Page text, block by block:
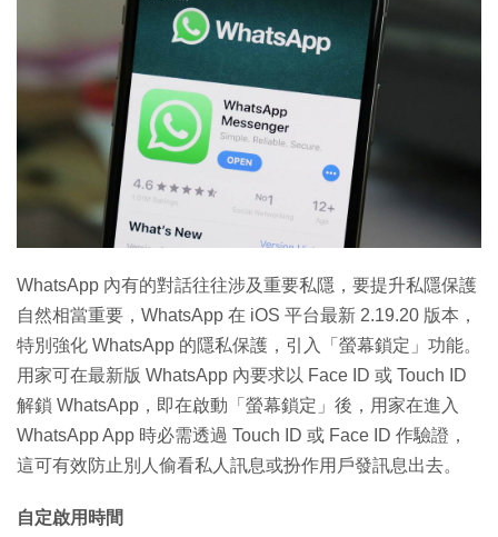
Enterprise Digital Transformation
WhatsApp 內有的對話往往涉及重要私隱，要提升私隱保護
自然相當重要，WhatsApp 在 iOS 平台最新 2.19.20 版本，
特別強化 WhatsApp 的隱私保護，引入「螢幕鎖定」功能。
用家可在最新版 WhatsApp 內要求以 Face ID 或 Touch ID
解鎖 WhatsApp，即在啟動「螢幕鎖定」後，用家在進入
WhatsApp App 時必需透過 Touch ID 或 Face ID 作驗證，
這可有效防止別人偷看私人訊息或扮作用戶發訊息出去。
自定啟用時間